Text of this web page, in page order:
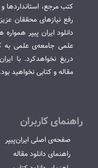
کتب مرجع،
رفع نیازهای محققان
دانلود ایران پیپر
علمی جامعه‌ی علمی به
دریغ نخواهدکرد. با
مقاله و کتابی نخواهید بود.
راهنمای کاربران
صفحه‌ی اصلی ایران‌پیپر
راهنمای دانلود مقاله